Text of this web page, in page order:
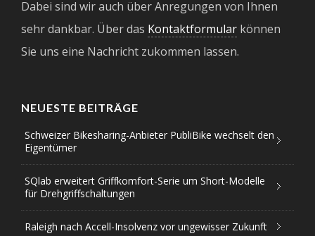
Dabei sind wir auch über Anregungen von Ihnen
sehr dankbar. Über das Kontaktformular können
Sie uns eine Nachricht zukommen lassen.
NEUESTE BEITRÄGE
Schweizer Bikesharing-Anbieter PubliBike wechselt den
Eigentümer
SQlab erweitert Griffkomfort-Serie um Short-Modelle
für Drehgriffschaltungen
Raleigh nach Accell-Insolvenz vor ungewisser Zukunft